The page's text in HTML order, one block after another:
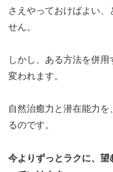
さえやっておけばよい
せん。
しかし、ある方法を併
変われます。
自然治癒力と潜在能力
るのです。
今よりずっとラクに、